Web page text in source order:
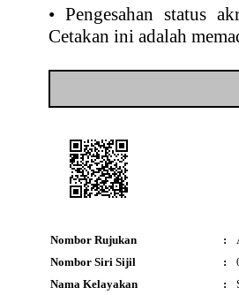
• Pengesahan status
Cetakan ini adalah
Nombor Rujukan :
Nombor Siri Sijil
:
Nama Kelayakan
: